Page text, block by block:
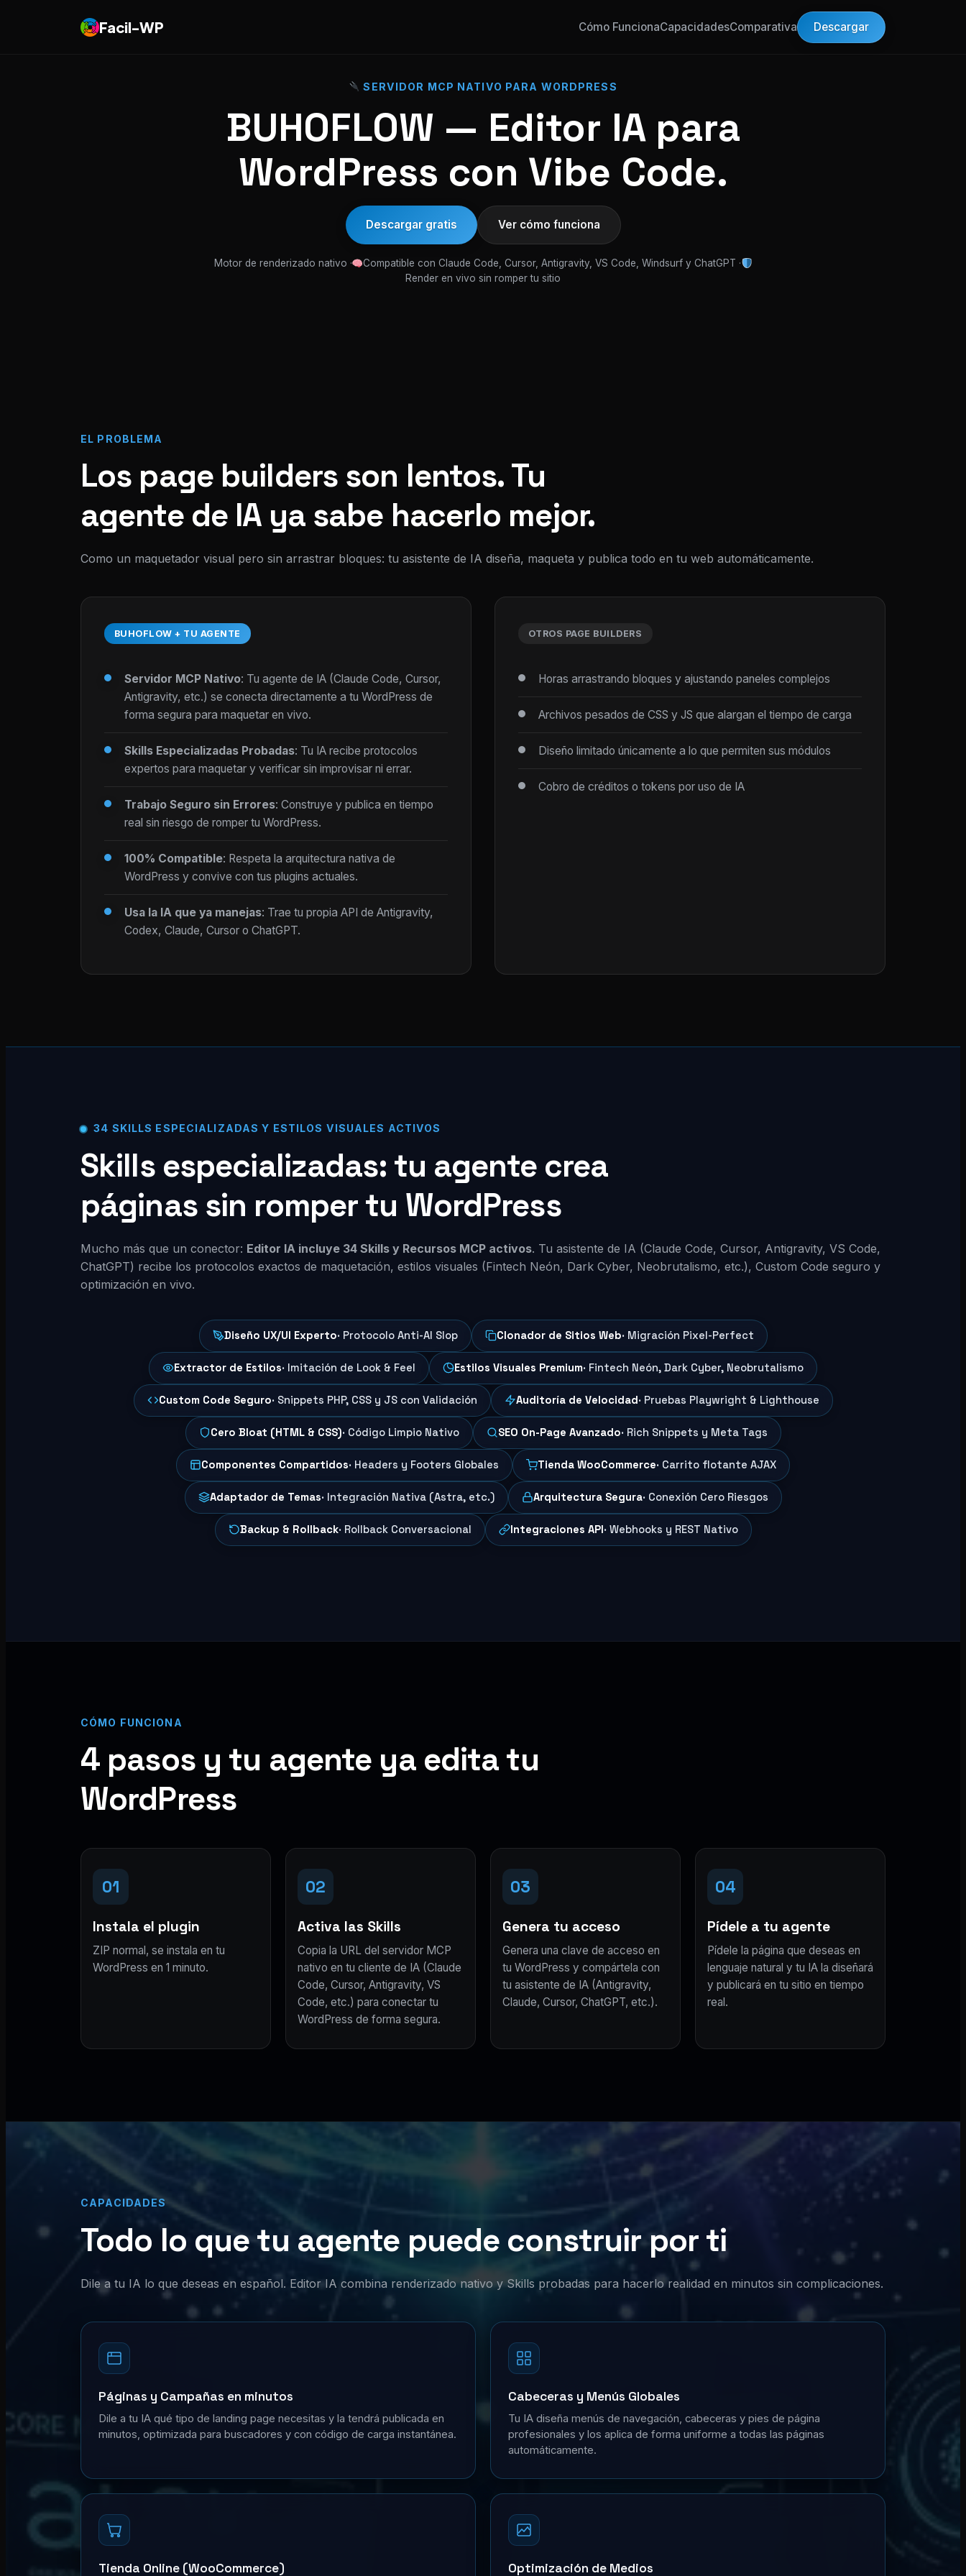
Facil-WP Cómo FuncionaCapacidadesComparativa Descargar
SERVIDOR MCP NATIVO PARA WORDPRESS
BUHOFLOW — Editor IA para
WordPress con Vibe Code.
Descargar gratis Ver cómo funciona
Motor de renderizado nativo ·
Compatible con Claude Code, Cursor, Antigravity, VS Code, Windsurf y ChatGPT ·
Render en vivo sin romper tu sitio
EL PROBLEMA
Los page builders son lentos. Tu
agente de IA ya sabe hacerlo mejor.
Como un maquetador visual pero sin arrastrar bloques: tu asistente de IA diseña, maqueta y publica todo en tu web automáticamente.
BUHOFLOW + TU AGENTE
Servidor MCP Nativo: Tu agente de IA (Claude Code, Cursor,
Antigravity, etc.) se conecta directamente a tu WordPress de
forma segura para maquetar en vivo.
Skills Especializadas Probadas: Tu IA recibe protocolos
expertos para maquetar y verificar sin improvisar ni errar.
Trabajo Seguro sin Errores: Construye y publica en tiempo
real sin riesgo de romper tu WordPress.
100% Compatible: Respeta la arquitectura nativa de
WordPress y convive con tus plugins actuales.
Usa la IA que ya manejas: Trae tu propia API de Antigravity,
Codex, Claude, Cursor o ChatGPT.
OTROS PAGE BUILDERS
Horas arrastrando bloques y ajustando paneles complejos
Archivos pesados de CSS y JS que alargan el tiempo de carga
Diseño limitado únicamente a lo que permiten sus módulos
Cobro de créditos o tokens por uso de IA
34 SKILLS ESPECIALIZADAS Y ESTILOS VISUALES ACTIVOS
Skills especializadas: tu agente crea
páginas sin romper tu WordPress
Mucho más que un conector: Editor IA incluye 34 Skills y Recursos MCP activos. Tu asistente de IA (Claude Code, Cursor, Antigravity, VS Code,
ChatGPT) recibe los protocolos exactos de maquetación, estilos visuales (Fintech Neón, Dark Cyber, Neobrutalismo, etc.), Custom Code seguro y
optimización en vivo.
Diseño UX/UI Experto· Protocolo Anti-AI Slop Clonador de Sitios Web· Migración Pixel-Perfect
Extractor de Estilos· Imitación de Look & Feel Estilos Visuales Premium· Fintech Neón, Dark Cyber, Neobrutalismo
Custom Code Seguro· Snippets PHP, CSS y JS con Validación Auditoría de Velocidad· Pruebas Playwright & Lighthouse
Cero Bloat (HTML & CSS)· Código Limpio Nativo SEO On-Page Avanzado· Rich Snippets y Meta Tags
Componentes Compartidos· Headers y Footers Globales Tienda WooCommerce· Carrito flotante AJAX
Adaptador de Temas· Integración Nativa (Astra, etc.) Arquitectura Segura· Conexión Cero Riesgos
Backup & Rollback· Rollback Conversacional Integraciones API· Webhooks y REST Nativo
CÓMO FUNCIONA
4 pasos y tu agente ya edita tu
WordPress
01
Instala el plugin
ZIP normal, se instala en tu
WordPress en 1 minuto.
02
Activa las Skills
Copia la URL del servidor MCP
nativo en tu cliente de IA (Claude
Code, Cursor, Antigravity, VS
Code, etc.) para conectar tu
WordPress de forma segura.
03
Genera tu acceso
Genera una clave de acceso en
tu WordPress y compártela con
tu asistente de IA (Antigravity,
Claude, Cursor, ChatGPT, etc.).
04
Pídele a tu agente
Pídele la página que deseas en
lenguaje natural y tu IA la diseñará
y publicará en tu sitio en tiempo
real.
CAPACIDADES
Todo lo que tu agente puede construir por ti
Dile a tu IA lo que deseas en español. Editor IA combina renderizado nativo y Skills probadas para hacerlo realidad en minutos sin complicaciones.
Páginas y Campañas en minutos
Dile a tu IA qué tipo de landing page necesitas y la tendrá publicada en
minutos, optimizada para buscadores y con código de carga instantánea.
Cabeceras y Menús Globales
Tu IA diseña menús de navegación, cabeceras y pies de página
profesionales y los aplica de forma uniforme a todas las páginas
automáticamente.
Tienda Online (WooCommerce) Optimización de Medios